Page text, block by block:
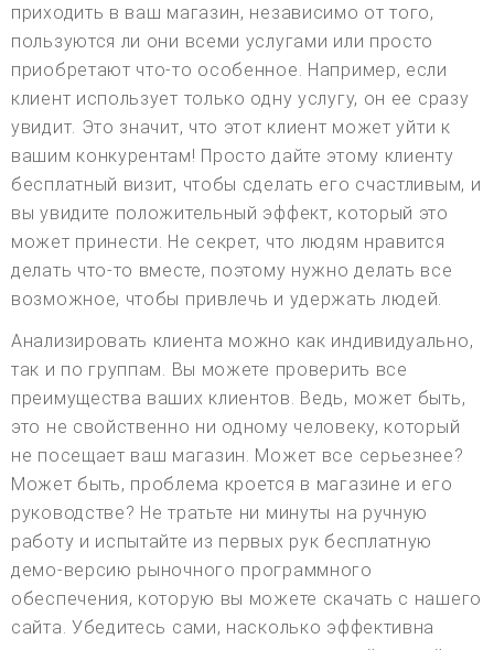
приходить в ваш магазин, независимо от того,
пользуются ли они всеми услугами или просто
приобретают что-то особенное. Например, если
клиент использует только одну услугу, он ее сразу
увидит. Это значит, что этот клиент может уйти к
вашим конкурентам! Просто дайте этому клиенту
бесплатный визит, чтобы сделать его счастливым, и
вы увидите положительный эффект, который это
может принести. Не секрет, что людям нравится
делать что-то вместе, поэтому нужно делать все
возможное, чтобы привлечь и удержать людей.
Анализировать клиента можно как индивидуально,
так и по группам. Вы можете проверить все
преимущества ваших клиентов. Ведь, может быть,
это не свойственно ни одному человеку, который
не посещает ваш магазин. Может все серьезнее?
Может быть, проблема кроется в магазине и его
руководстве? Не тратьте ни минуты на ручную
работу и испытайте из первых рук бесплатную
демо-версию рыночного программного
обеспечения, которую вы можете скачать с нашего
сайта. Убедитесь сами, насколько эффективна